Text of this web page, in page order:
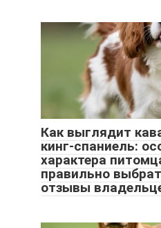
Как выглядит
кинг-спаниель:
характера
правильно
отзывы